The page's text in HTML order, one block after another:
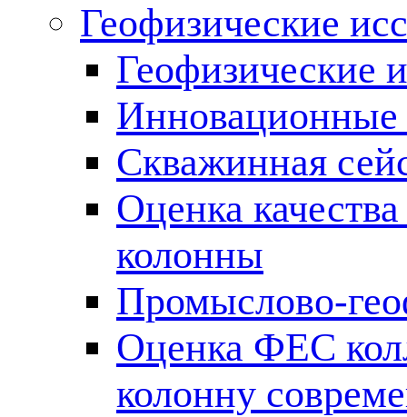
Геофизические
Геофизические
Инновационные
Скважинная
Оценка
колонны
Промыслово-
Оценка ФЕС
колонну